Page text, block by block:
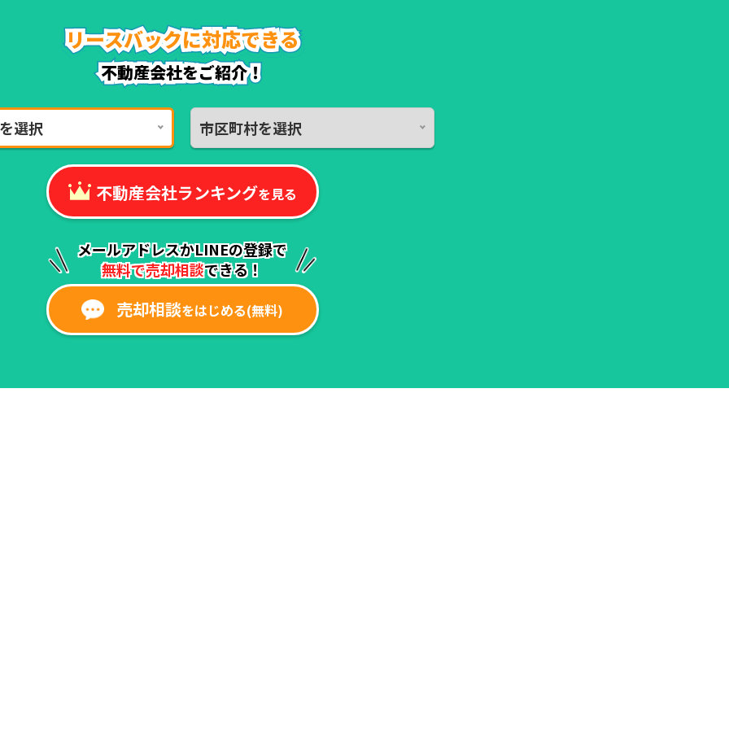
リースバックに対応できる
リースバックに対応できる
リースバックに対応できる
不動産会社をご紹介！
リースバックに対応できる
リースバックに対応できる
リースバックに対応できる
不動産会社をご紹介！
選択 市区町村を選択
不動産会社ランキングを見る
メールアドレスかLINEの登録で
無料で売却相談できる！
売却相談をはじめる(無料)